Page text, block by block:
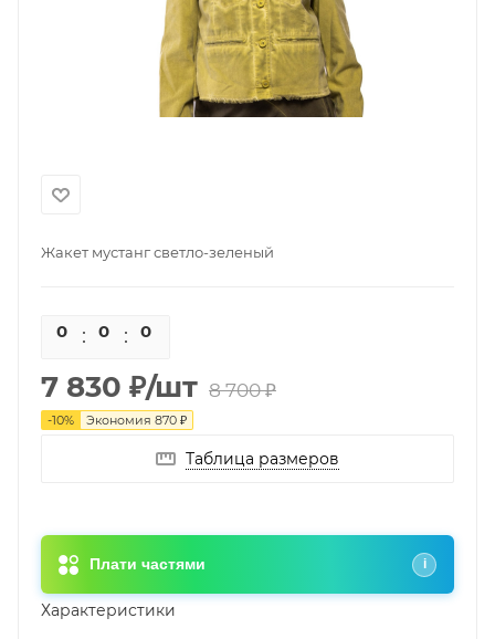
Жакет мустанг светло-зеленый
0 0 0
7 830 ₽/шт 8 700₽
-10% Экономия 870 ₽
Таблица размеров
Плати частями i
Характеристики